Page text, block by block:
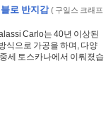
로 반지갑 ( 구일스 크래프
Carlo는 40년 이상된
식으로 가공을 하며, 다양
세 토스카나에서 이뤄졌습